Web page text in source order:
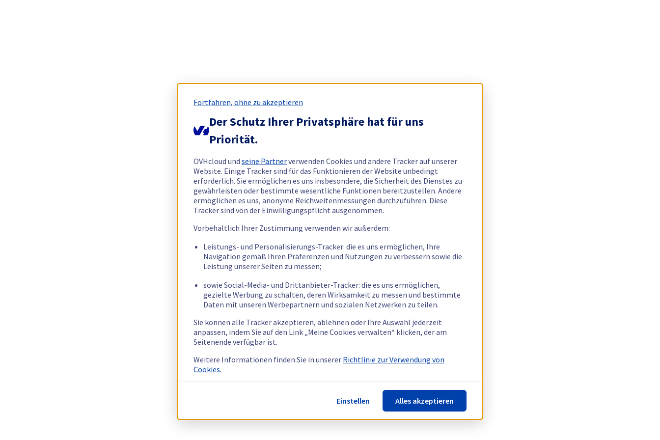
Fortfahren, ohne zu akzeptieren
Der Schutz Ihrer Privatsphäre hat für uns
Priorität.
OVHcloud und seine Partnerverwenden Cookies und andere Tracker auf unserer
Website. Einige Tracker sind für das Funktionieren der Website unbedingt
erforderlich. Sie ermöglichen es uns insbesondere, die Sicherheit des Dienstes zu
gewährleisten oder bestimmte wesentliche Funktionen bereitzustellen. Andere
ermöglichen es uns, anonyme Reichweitenmessungen durchzuführen. Diese
Tracker sind von der Einwilligungspflicht ausgenommen.
Vorbehaltlich Ihrer Zustimmung verwenden wir außerdem:
Leistungs- und Personalisierungs-Tracker: die es uns ermöglichen, Ihre
Navigation gemäß Ihren Präferenzen und Nutzungen zu verbessern sowie die
Leistung unserer Seiten zu messen;
sowie Social-Media- und Drittanbieter-Tracker: die es uns ermöglichen,
gezielte Werbung zu schalten, deren Wirksamkeit zu messen und bestimmte
Daten mit unseren Werbepartnern und sozialen Netzwerken zu teilen.
Sie können alle Tracker akzeptieren, ablehnen oder Ihre Auswahl jederzeit
anpassen, indem Sie auf den Link „Meine Cookies verwalten“ klicken, der am
Seitenende verfügbar ist.
Weitere Informationen finden Sie in unserer Richtlinie zur Verwendung von
Cookies.
Einstellen Alles akzeptieren